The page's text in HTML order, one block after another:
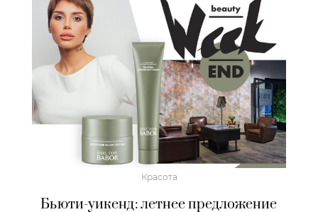
Красота
Бьюти-уикенд: летнее предложение